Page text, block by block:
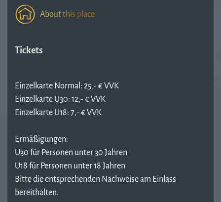
About this place
Tickets
Einzelkarte Normal: 25,- € VVK
Einzelkarte U30: 12,- € VVK
Einzelkarte U18: 7,- € VVK
Ermäßigungen:
U30 für Personen unter 30 Jahren
U18 für Personen unter 18 Jahren
Bitte die entsprechenden Nachweise am Einlass
bereithalten.